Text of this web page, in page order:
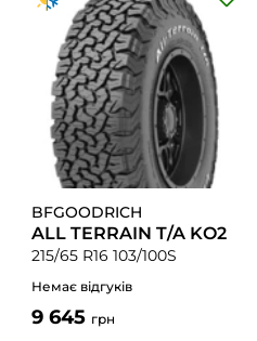
BFGOODRICH
ALL TERRAIN T/A KO2
215/65 R16 103/100S
Немає відгуків
9 645 грн